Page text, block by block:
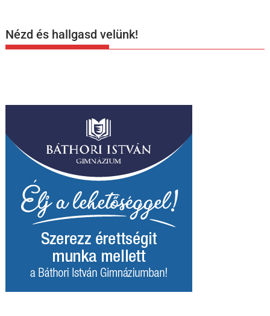
Nézd és hallgasd velünk!